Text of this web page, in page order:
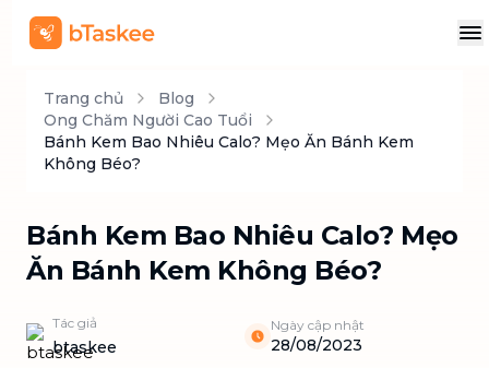
Trang chủ
Blog
Ong Chăm Người Cao Tuổi
Bánh Kem Bao Nhiêu Calo? Mẹo Ăn Bánh Kem
Không Béo?
Bánh Kem Bao Nhiêu Calo? Mẹo
Ăn Bánh Kem Không Béo?
Tác giả
btaskee
Ngày cập nhật
28/08/2023